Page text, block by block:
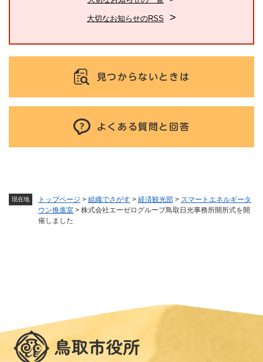
現在地 トップページ > 組織でさがす > 経済観光部 > スマートエネルギータ
ウン推進室 > 株式会社エーゼログループ鳥取日光事務所開所式を開
催しました
大切なお知らせのRSS
見つからないときは
よくある質問と回答